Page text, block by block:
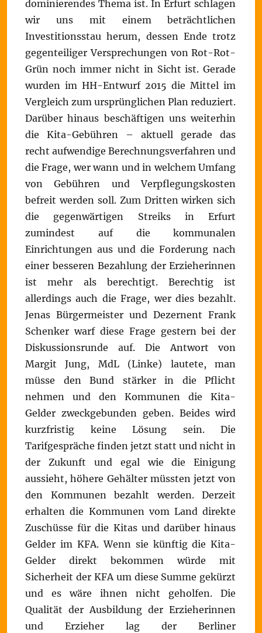
dominierendes Thema ist. In Erfurt schlagen
wir uns mit einem beträchtlichen
Investitionsstau herum, dessen Ende trotz
gegenteiliger Versprechungen von Rot-Rot-
Grün noch immer nicht in Sicht ist. Gerade
wurden im HH-Entwurf 2015 die Mittel im
Vergleich zum ursprünglichen Plan reduziert.
Darüber hinaus beschäftigen uns weiterhin
die Kita-Gebühren – aktuell gerade das
recht aufwendige Berechnungsverfahren und
die Frage, wer wann und in welchem Umfang
von Gebühren und Verpflegungskosten
befreit werden soll. Zum Dritten wirken sich
die gegenwärtigen Streiks in Erfurt
zumindest auf die kommunalen
Einrichtungen aus und die Forderung nach
einer besseren Bezahlung der Erzieherinnen
ist mehr als berechtigt. Berechtig ist
allerdings auch die Frage, wer dies bezahlt.
Jenas Bürgermeister und Dezernent Frank
Schenker warf diese Frage gestern bei der
Diskussionsrunde auf. Die Antwort von
Margit Jung, MdL (Linke) lautete, man
müsse den Bund stärker in die Pflicht
nehmen und den Kommunen die Kita-
Gelder zweckgebunden geben. Beides wird
kurzfristig keine Lösung sein. Die
Tarifgespräche finden jetzt statt und nicht in
der Zukunft und egal wie die Einigung
aussieht, höhere Gehälter müssten jetzt von
den Kommunen bezahlt werden. Derzeit
erhalten die Kommunen vom Land direkte
Zuschüsse für die Kitas und darüber hinaus
Gelder im KFA. Wenn sie künftig die Kita-
Gelder direkt bekommen würde mit
Sicherheit der KFA um diese Summe gekürzt
und es wäre ihnen nicht geholfen. Die
Qualität der Ausbildung der Erzieherinnen
und Erzieher lag der Berliner